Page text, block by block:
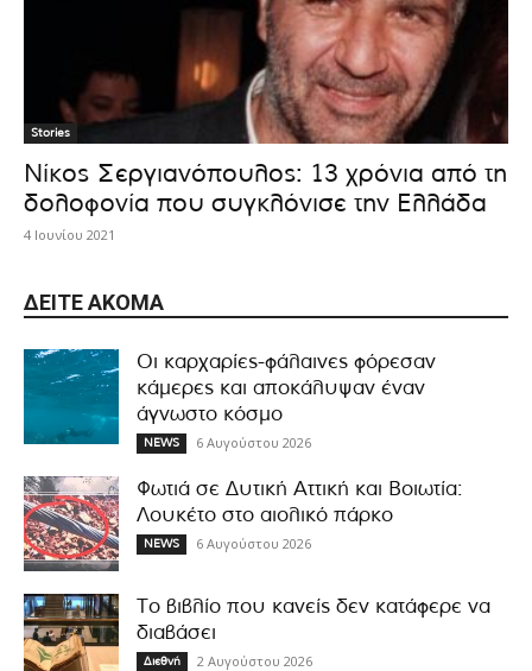
Stories
Νίκος Σεργιανόπουλος: 13 χρόνια από τη
δολοφονία που συγκλόνισε την Ελλάδα
4 Ιουνίου 2021
ΔΕΊΤΕ ΑΚΌΜΑ
Οι καρχαρίες-φάλαινες φόρεσαν
κάμερες και αποκάλυψαν έναν
άγνωστο κόσμο
NEWS 6 Αυγούστου 2026
Φωτιά σε Δυτική Αττική και Βοιωτία:
Λουκέτο στο αιολικό πάρκο
NEWS 6 Αυγούστου 2026
Το βιβλίο που κανείς δεν κατάφερε να
διαβάσει
Διεθνή 2 Αυγούστου 2026